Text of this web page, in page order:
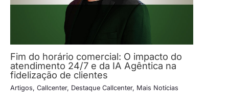
Fim do horário comercial: O impacto do
atendimento 24/7 e da IA Agêntica na
fidelização de clientes
Artigos, Callcenter, Destaque Callcenter, Mais Notícias